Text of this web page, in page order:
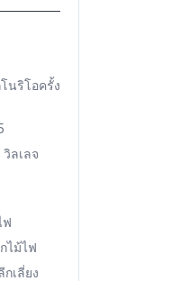
นริโอครั้ง
ลเลจ
ฟ
ไม้ไฟ
เลี่ยง